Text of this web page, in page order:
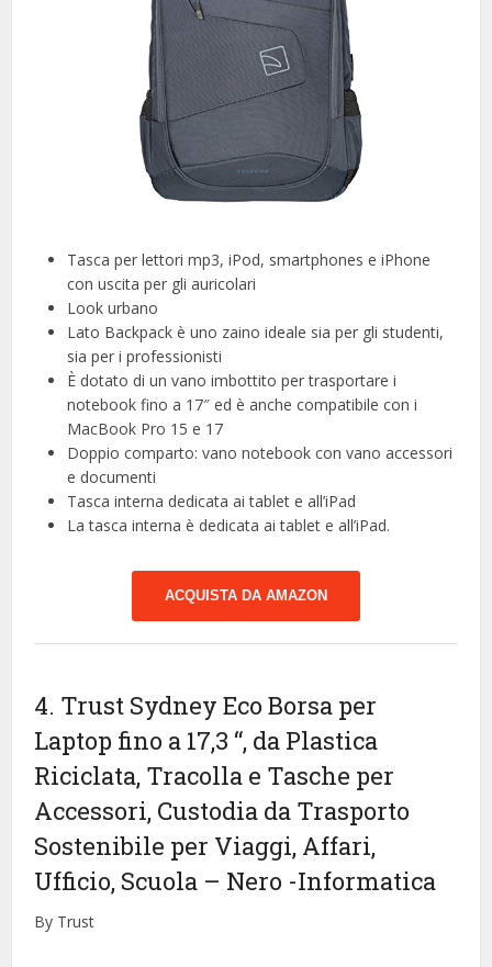
Tasca per lettori mp3, iPod, smartphones e iPhone
con uscita per gli auricolari
Look urbano
Lato Backpack è uno zaino ideale sia per gli studenti,
sia per i professionisti
È dotato di un vano imbottito per trasportare i
notebook fino a 17″ ed è anche compatibile con i
MacBook Pro 15 e 17
Doppio comparto: vano notebook con vano accessori
e documenti
Tasca interna dedicata ai tablet e all’iPad
La tasca interna è dedicata ai tablet e all’iPad.
ACQUISTA DA AMAZON
4. Trust Sydney Eco Borsa per
Laptop fino a 17,3 “, da Plastica
Riciclata, Tracolla e Tasche per
Accessori, Custodia da Trasporto
Sostenibile per Viaggi, Affari,
Ufficio, Scuola – Nero -Informatica
By Trust